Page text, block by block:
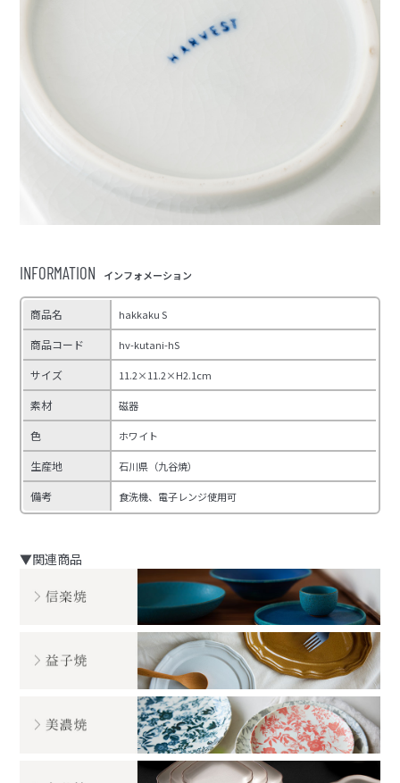
INFORMATION インフォメーション
商品名 hakkaku S
商品コード hv-kutani-hS
サイズ 11.2×11.2×H2.1cm
素材 磁器
色 ホワイト
生産地 石川県（九谷焼）
備考 食洗機、電子レンジ使用可
▼関連商品